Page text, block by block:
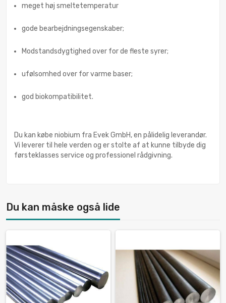
meget høj smeltetemperatur
gode bearbejdningsegenskaber;
Modstandsdygtighed over for de fleste syrer;
ufølsomhed over for varme baser;
god biokompatibilitet.
Du kan købe niobium fra Evek GmbH, en pålidelig leverandør.
Vi leverer til hele verden og er stolte af at kunne tilbyde dig
førsteklasses service og professionel rådgivning.
Du kan måske også lide